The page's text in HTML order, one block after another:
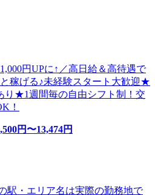
円UPに↑／高日給＆高待遇で
稼げる♪未経験スタート大歓迎★
り★1週間毎の自由シフト制！交
！
円〜13,474円
駅・エリア名は実際の勤務地で